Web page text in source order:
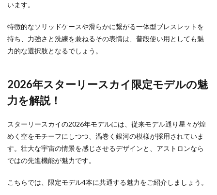
います。
特徴的なソリッドケースや滑らかに繋がる一体型ブレスレットを
持ち、力強さと洗練を兼ねるその表情は、普段使い用としても魅
力的な選択肢となるでしょう。
2026年スターリースカイ限定モデルの魅
力を解説！
スターリースカイの2026年モデルには、従来モデル通り星々が煌
めく空をモチーフにしつつ、渦巻く銀河の模様が採用されていま
す。壮大な宇宙の情景を感じさせるデザインと、アストロンなら
ではの先進機能が魅力です。
こちらでは、限定モデル4本に共通する魅力をご紹介しましょう。